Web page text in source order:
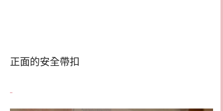
正面的安全帶扣